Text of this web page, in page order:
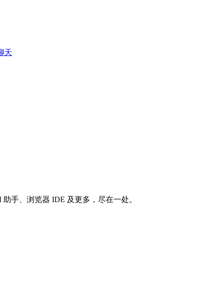
天
手、浏览器 IDE 及更多，尽在一处。